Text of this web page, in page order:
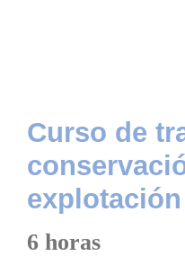
Curso de
6 horas